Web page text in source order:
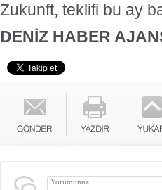
Zukunft, teklifi bu ay
DENİZ HABER